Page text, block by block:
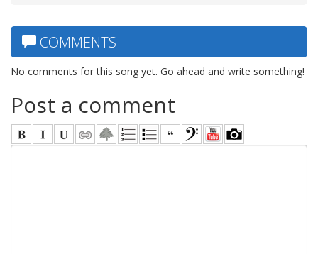
COMMENTS
No comments for this song yet. Go ahead and write something!
Post a comment